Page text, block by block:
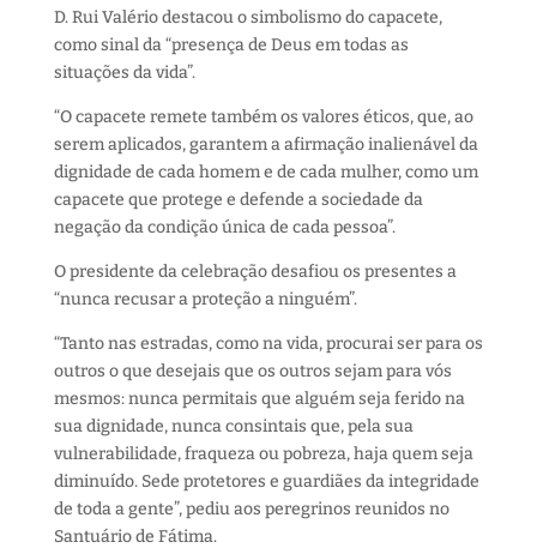
D. Rui Valério destacou o simbolismo do capacete,
como sinal da “presença de Deus em todas as
situações da vida”.
“O capacete remete também os valores éticos, que, ao
serem aplicados, garantem a afirmação inalienável da
dignidade de cada homem e de cada mulher, como um
capacete que protege e defende a sociedade da
negação da condição única de cada pessoa”.
O presidente da celebração desafiou os presentes a
“nunca recusar a proteção a ninguém”.
“Tanto nas estradas, como na vida, procurai ser para os
outros o que desejais que os outros sejam para vós
mesmos: nunca permitais que alguém seja ferido na
sua dignidade, nunca consintais que, pela sua
vulnerabilidade, fraqueza ou pobreza, haja quem seja
diminuído. Sede protetores e guardiães da integridade
de toda a gente”, pediu aos peregrinos reunidos no
Santuário de Fátima.